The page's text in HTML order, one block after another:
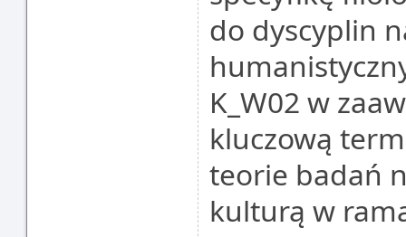
do dyscyplin
K_W02 w
kluczową
teorie badań
kulturą w